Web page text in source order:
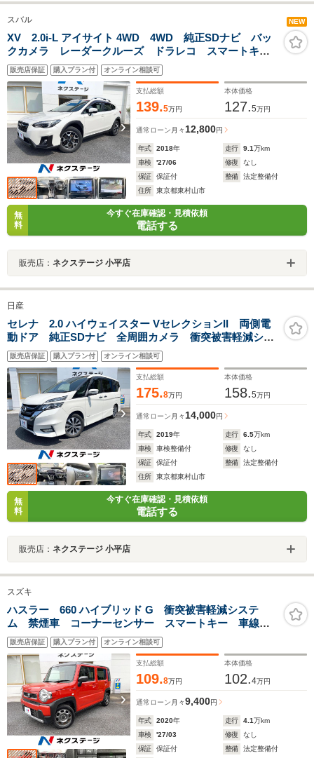
スバル NEW
XV 2.0i-L アイサイト 4WD 4WD 純正SDナビ バッ
クカメラ レーダークルーズ ドラレコ スマートキ
ー LEDヘッド ETC2.0 オートライト オートエアコ
ン Bluetooth CD DVD再生 フルセグ
販売店保証 購入プラン付 オンライン相談可
支払総額
139.5万円
本体価格
127.5万円
通常ローン 月々12,800円
年式 2018年 走行 9.1万km
車検
'27/06 修復
なし
保証
保証付 整備
法定整備付
住所
東京都東村山市
無
料
今すぐ在庫確認・見積依頼
電話する
販売店： ネクステージ 小平店
日産
セレナ 2.0 ハイウェイスター VセレクションII 両側電
動ドア 純正SDナビ 全周囲カメラ 衝突被害軽減シス
テム レーダークルーズ 禁煙車 コーナーセンサー
スマートキー LEDヘッド ビルトインETC 純正16イ
ンチアルミ パークアシスト
販売店保証 購入プラン付 オンライン相談可
支払総額
175.8万円
本体価格
158.5万円
通常ローン 月々14,000円
年式 2019年 走行 6.5万km
車検
車検整備付 修復
なし
保証
保証付 整備
法定整備付
住所
東京都東村山市
無
料
今すぐ在庫確認・見積依頼
電話する
販売店： ネクステージ 小平店
スズキ
ハスラー 660 ハイブリッド G 衝突被害軽減システ
ム 禁煙車 コーナーセンサー スマートキー 車線逸
脱警報 オートライト オートエアコン Bluetooth
CD
販売店保証 購入プラン付 オンライン相談可
支払総額
109.8万円
本体価格
102.4万円
通常ローン 月々9,400円
年式 2020年 走行 4.1万km
車検
'27/03 修復
なし
保証
保証付 整備
法定整備付